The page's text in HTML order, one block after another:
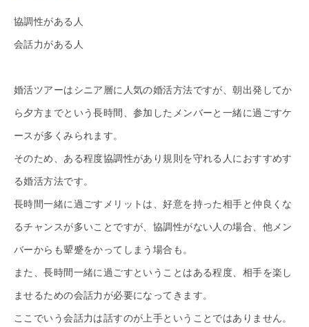
協調性がある人
会話力がある人
婚活ツアーはシニア層に人気の婚活方法ですが、朝出発してか
ら夕方までという長時間、参加したメンバーと一緒に過ごすケ
ースが多くみられます。
そのため、ある程度協調性があり規則を守れる人におすすめす
る婚活方法です。
長時間一緒に過ごすメリットは、好意を持った相手と仲良くな
るチャンスが多いことですが、協調性がない人の場合、他メン
バーからも顰蹙をかってしまう場合も。
また、長時間一緒に過ごすということはある程度、相手を楽し
ませるための会話力が必要になってきます。
ここでいう会話力は話すのが上手ということではありません。